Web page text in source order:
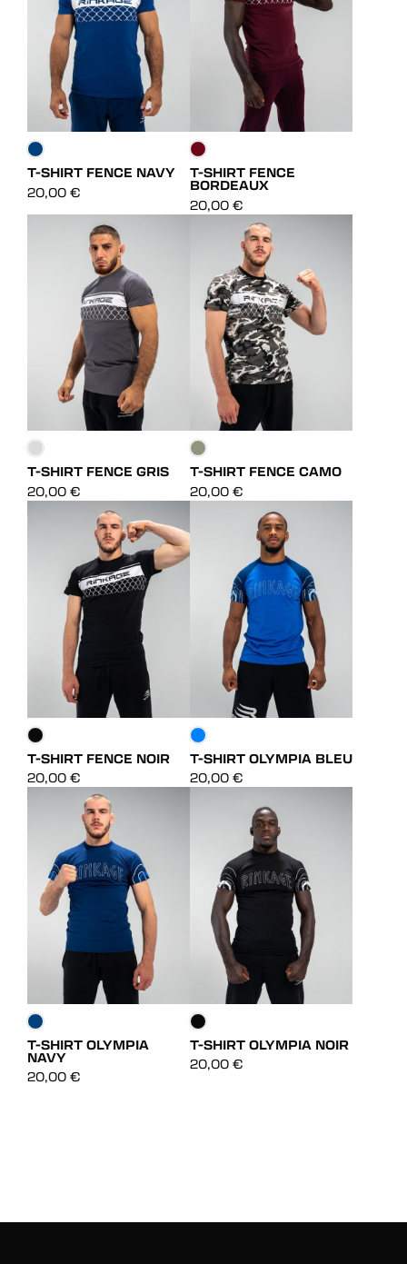
DÉCOUVRIR
DÉCOUVRIR
T-SHIRT FENCE NAVY
20,00 € DÉCOUVRIR
DÉCOUVRIR
T-SHIRT FENCE
BORDEAUX
20,00 €
DÉCOUVRIR
DÉCOUVRIR
T-SHIRT FENCE GRIS
20,00 € DÉCOUVRIR
DÉCOUVRIR
T-SHIRT FENCE CAMO
20,00 €
DÉCOUVRIR
DÉCOUVRIR
T-SHIRT FENCE NOIR
20,00 € DÉCOUVRIR
DÉCOUVRIR
T-SHIRT OLYMPIA BLEU
20,00 €
T-SHIRT OLYMPIA
NAVY
20,00 €
DÉCOUVRIR
T-SHIRT OLYMPIA NOIR
20,00 €